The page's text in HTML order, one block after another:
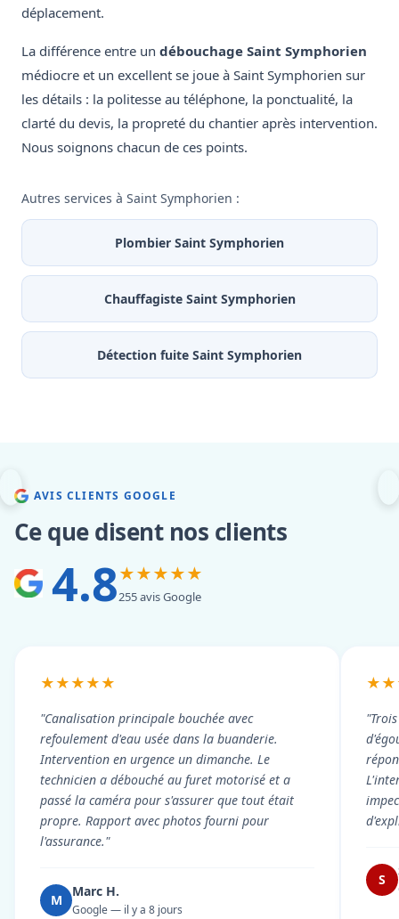
déplacement.
La différence entre un débouchage Saint Symphorien
médiocre et un excellent se joue à Saint Symphorien sur
les détails : la politesse au téléphone, la ponctualité, la
clarté du devis, la propreté du chantier après intervention.
Nous soignons chacun de ces points.
Autres services à Saint Symphorien :
Plombier Saint Symphorien
Chauffagiste Saint Symphorien
Détection fuite Saint Symphorien
AVIS CLIENTS GOOGLE
Ce que disent nos clients
4.8★★★★★
255 avis Google
★★★★★
"Canalisation principale bouchée avec
refoulement d'eau usée dans la buanderie.
Intervention en urgence un dimanche. Le
technicien a débouché au furet motorisé et a
passé la caméra pour s'assurer que tout était
propre. Rapport avec photos fourni pour
l'assurance."
M
Marc H.
Google — il y a 8 jours
S